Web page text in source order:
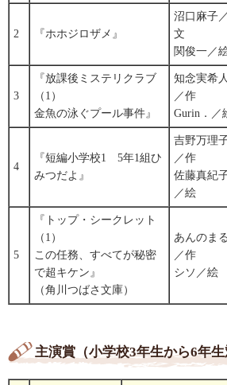
2 『ホホジロザメ』
沼口麻子／
文
関俊一／
3
『放課後ミステリクラブ
（1）
金魚の泳ぐプール事件』
知念実希人
／作
Gurin．／
4
『短編小学校1 5年1組ひ
みつだよ』
吉野万理
／作
佐藤真紀
／絵
5
『トップ・シークレット
（1）
この任務、すべてが秘密
で超キケン』
（角川つばさ文庫）
あんのまる
／作
シソ／絵
主演賞（小学校3年生から6年